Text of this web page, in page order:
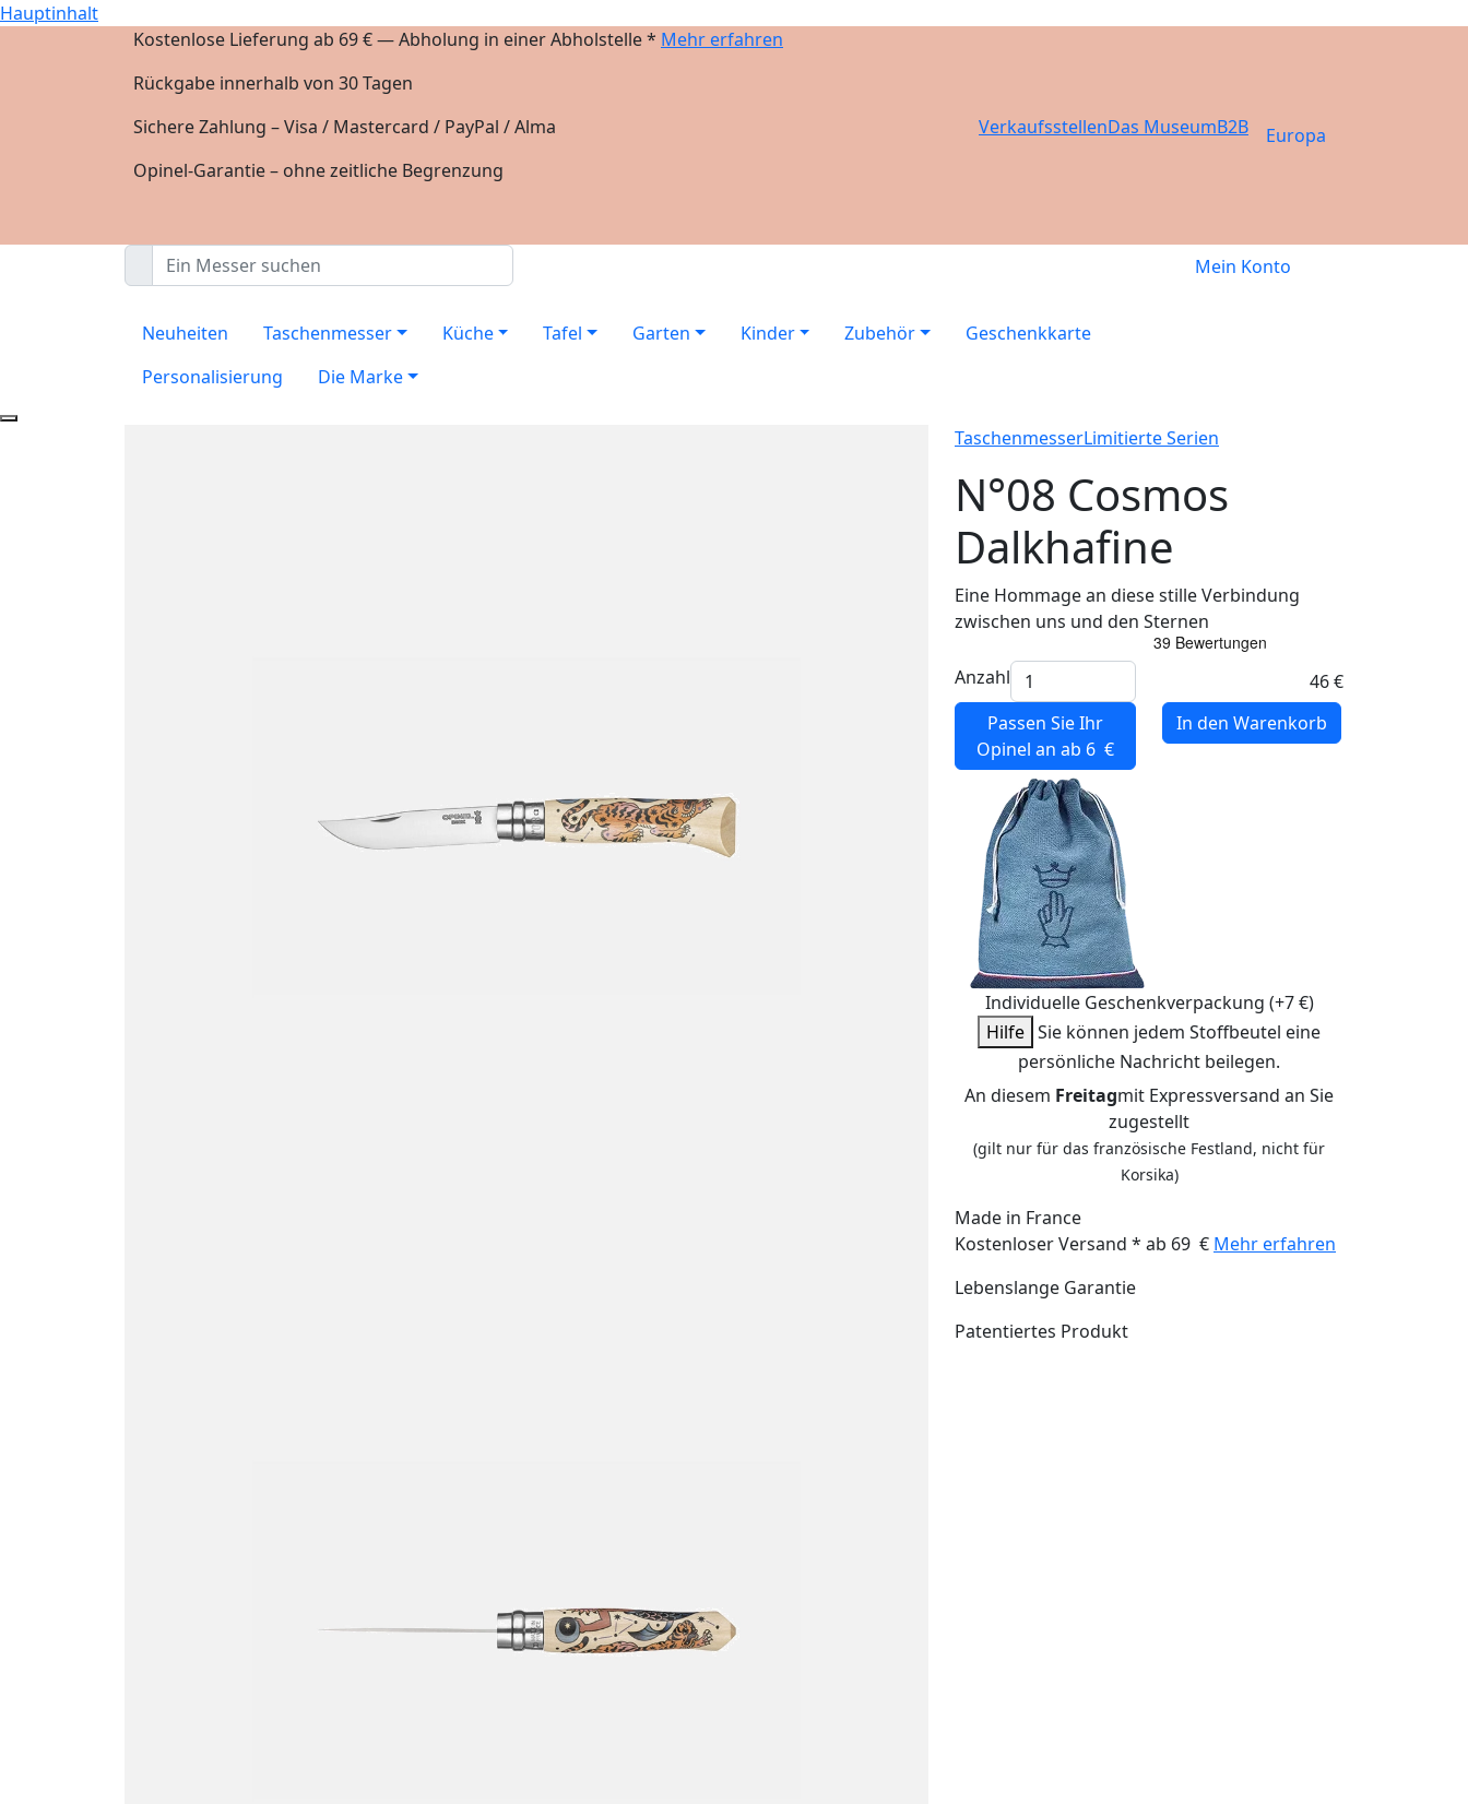
Hauptinhalt
Kostenlose Lieferung ab 69 € — Abholung in einer Abholstelle * Mehr erfahren
Rückgabe innerhalb von 30 Tagen
Sichere Zahlung – Visa / Mastercard / PayPal / Alma
Opinel-Garantie – ohne zeitliche Begrenzung
VerkaufsstellenDas MuseumB2B Europa
Mein Konto
Neuheiten Taschenmesser Küche Tafel Garten Kinder Zubehör
Geschenkkarte
Personalisierung
Die Marke
TaschenmesserLimitierte Serien
N°08 Cosmos
Dalkhafine
Eine Hommage an diese stille Verbindung
zwischen uns und den Sternen
Anzahl
46 €
Passen Sie Ihr
Opinel an ab 6 €
In den Warenkorb
Individuelle Geschenkverpackung (+7 €)
Hilfe Sie können jedem Stoffbeutel eine
persönliche Nachricht beilegen.
An diesem Freitagmit Expressversand an Sie
zugestellt
(gilt nur für das französische Festland, nicht für
Korsika)
Made in France
Kostenloser Versand * ab 69 € Mehr erfahren
Lebenslange Garantie
Patentiertes Produkt